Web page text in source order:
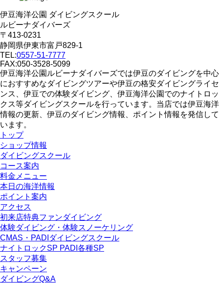
伊豆海洋公園 ダイビングスクール
ルビーナダイバーズ
〒413-0231
静岡県伊東市富戸829-1
TEL:0557-51-7777
FAX:050-3528-5099
伊豆海洋公園ルビーナダイバーズでは伊豆のダイビングを中心
におすすめなダイビングツアーや伊豆の格安ダイビングライセ
ンス、伊豆での体験ダイビング、伊豆海洋公園でのナイトロッ
クス等ダイビングスクールを行っています。当店では伊豆海洋
情報の更新、伊豆のダイビング情報、ポイント情報を発信して
います。
トップ
ショップ情報
ダイビングスクール
コース案内
料金メニュー
本日の海洋情報
ポイント案内
アクセス
初来店特典ファンダイビング
体験ダイビング・体験スノーケリング
CMAS・PADIダイビングスクール
ナイトロックSP PADI各種SP
スタッフ募集
キャンペーン
ダイビングQ&A